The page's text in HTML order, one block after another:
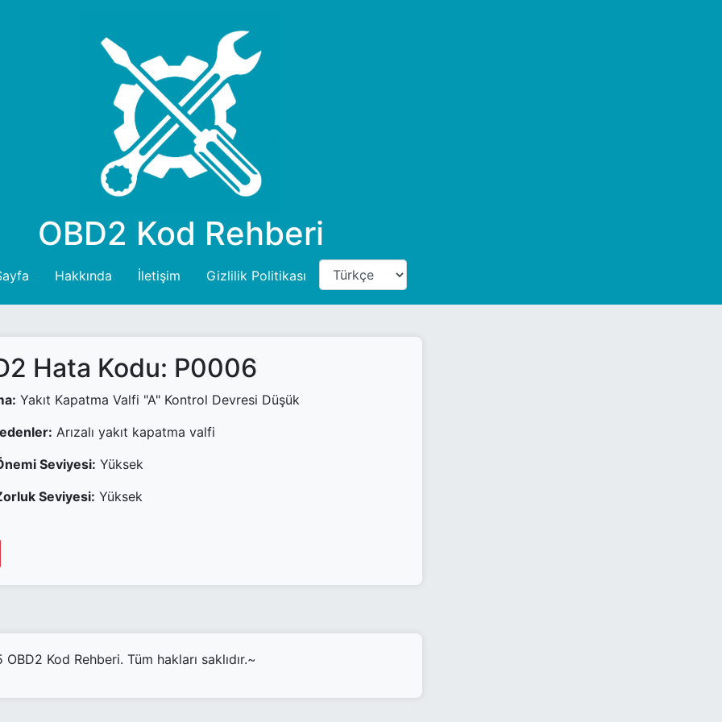
OBD2 Kod Rehberi
Hakkında İletişim Gizlilik Politikası
Hata Kodu: P0006
Yakıt Kapatma Valfi "A" Kontrol Devresi Düşük
Arızalı yakıt kapatma valfi
Seviyesi: Yüksek
Seviyesi: Yüksek
Kod Rehberi. Tüm hakları saklıdır.~